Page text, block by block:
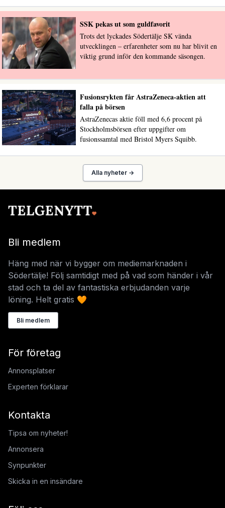
SSK pekas ut som guldfavorit
Trots det lyckades Södertälje SK vända
utvecklingen – erfarenheter som nu har blivit en
viktig grund inför den kommande säsongen.
Fusionsrykten får AstraZeneca-aktien att
falla på börsen
AstraZenecas aktie föll med 6,6 procent på
Stockholmsbörsen efter uppgifter om
fusionssamtal med Bristol Myers Squibb.
Alla nyheter →
Bli medlem
Häng med när vi bygger om mediemarknaden i
Södertälje! Följ samtidigt med på vad som händer i vår
stad och ta del av fantastiska erbjudanden varje
löning. Helt gratis 🧡
Bli medlem
För företag
Annonsplatser
Experten förklarar
Kontakta
Tipsa om nyheter!
Annonsera
Synpunkter
Skicka in en insändare